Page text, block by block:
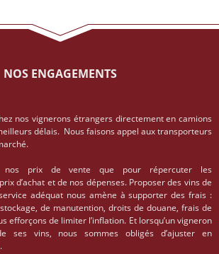
NOS ENGAGEMENTS
nos vignerons étrangers directement en camions
délais. Nous faisons appel aux transporteurs
nos prix de vente que pour répercuter les
d’achat et de nos dépenses. Proposer des vins de
adéquat nous amène à supporter des frais :
de manutention, droits de douane, frais de
efforçons de limiter l’inflation. Et lorsqu’un vigneron
ses vins, nous sommes obligés d’ajuster en